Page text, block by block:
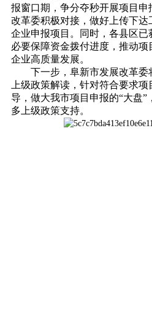
报窗口期，争分夺秒开展项目
改革委积极对接，做好上传下
企业申报项目。同时，各县区
必要保障资金拨付进度，推动
企业高质量发展。
下一步，阜新市发展改革委
上级政策解读，针对符合要求
导，做大我市项目申报的“大盘”
多上级政策支持。